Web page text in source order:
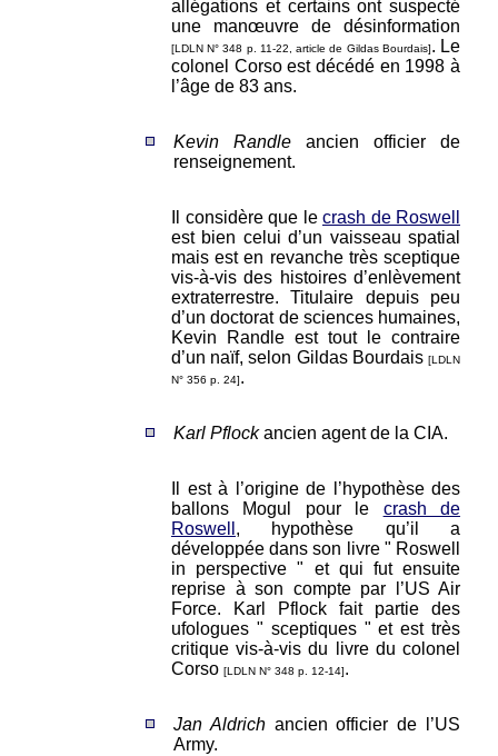
allégations et certains ont suspecté
une manœuvre de désinformation
[LDLN N° 348 p. 11-22, article de Gildas Bourdais]. Le
colonel Corso est décédé en 1998 à
l’âge de 83 ans.
Kevin Randle ancien officier de
renseignement.
Il considère que le crash de Roswell
est bien celui d’un vaisseau spatial
mais est en revanche très sceptique
vis-à-vis des histoires d’enlèvement
extraterrestre. Titulaire depuis peu
d’un doctorat de sciences humaines,
Kevin Randle est tout le contraire
d’un naïf, selon Gildas Bourdais [LDLN
N° 356 p. 24].
Karl Pflockancien agent de la CIA.
Il est à l’origine de l’hypothèse des
ballons Mogul pour le crash de
Roswell , hypothèse qu’il a
développée dans son livre " Roswell
in perspective " et qui fut ensuite
reprise à son compte par l’US Air
Force. Karl Pflock fait partie des
ufologues " sceptiques " et est très
critique vis-à-vis du livre du colonel
Corso [LDLN N° 348 p. 12-14].
Jan Aldrichancien officier de l’US
Army.